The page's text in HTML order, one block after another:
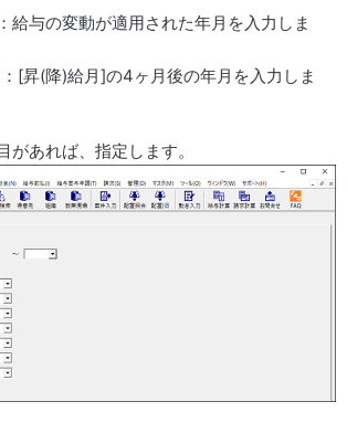
給与の変動が適用された年月を入力しま
[昇(降)給月]の4ヶ月後の年月を入力しま
があれば、指定します。